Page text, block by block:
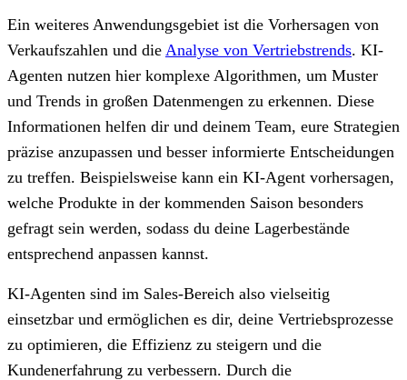
Ein weiteres Anwendungsgebiet ist die Vorhersagen von
Verkaufszahlen und die Analyse von Vertriebstrends. KI-
Agenten nutzen hier komplexe Algorithmen, um Muster
und Trends in großen Datenmengen zu erkennen. Diese
Informationen helfen dir und deinem Team, eure Strategien
präzise anzupassen und besser informierte Entscheidungen
zu treffen. Beispielsweise kann ein KI-Agent vorhersagen,
welche Produkte in der kommenden Saison besonders
gefragt sein werden, sodass du deine Lagerbestände
entsprechend anpassen kannst.
KI-Agenten sind im Sales-Bereich also vielseitig
einsetzbar und ermöglichen es dir, deine Vertriebsprozesse
zu optimieren, die Effizienz zu steigern und die
Kundenerfahrung zu verbessern. Durch die